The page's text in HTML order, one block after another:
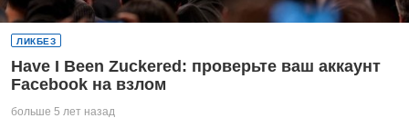
ЛИКБЕЗ
Have I Been Zuckered: проверьте ваш аккаунт
Facebook на взлом
больше 5 лет назад